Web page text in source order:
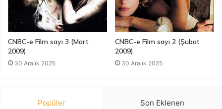
CNBC-e Film sayı 3 (Mart
2009)
30 Aralık 2025
CNBC-e Film sayı 2 (Şubat
2009)
30 Aralık 2025
Popüler Son Eklenen